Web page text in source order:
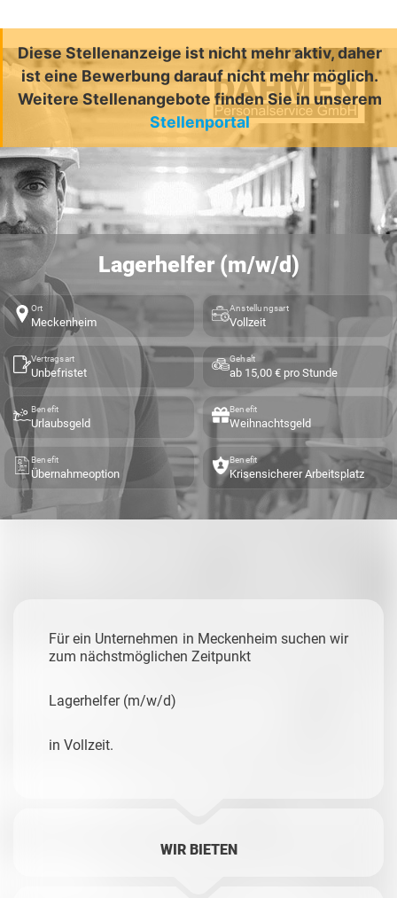
Diese Stellenanzeige ist nicht mehr aktiv, daher
ist eine Bewerbung darauf nicht mehr möglich.
Weitere Stellenangebote finden Sie in unserem
Stellenportal
Lagerhelfer (m/w/d)
Ort
Meckenheim
Anstellungsart
Vollzeit
Vertragsart
Unbefristet
Gehalt
ab 15,00 € pro Stunde
Benefit
Urlaubsgeld
Benefit
Weihnachtsgeld
Benefit
Übernahmeoption
Benefit
Krisensicherer Arbeitsplatz
Für ein Unternehmen in Meckenheim suchen wir
zum nächstmöglichen Zeitpunkt
Lagerhelfer (m/w/d)
in Vollzeit.
WIR BIETEN